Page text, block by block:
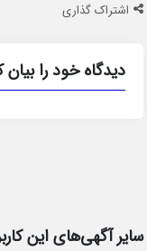
اشتراک گذاری
دیدگاه خود را بیان
سایر آگهی‌های این